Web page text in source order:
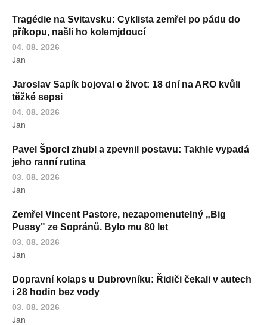
Tragédie na Svitavsku: Cyklista zemřel po pádu do
příkopu, našli ho kolemjdoucí
04. 08. 2026
Jan
Jaroslav Sapík bojoval o život: 18 dní na ARO kvůli
těžké sepsi
04. 08. 2026
Jan
Pavel Šporcl zhubl a zpevnil postavu: Takhle vypadá
jeho ranní rutina
03. 08. 2026
Jan
Zemřel Vincent Pastore, nezapomenutelný „Big
Pussy" ze Sopránů. Bylo mu 80 let
03. 08. 2026
Jan
Dopravní kolaps u Dubrovníku: Řidiči čekali v autech
i 28 hodin bez vody
03. 08. 2026
Jan